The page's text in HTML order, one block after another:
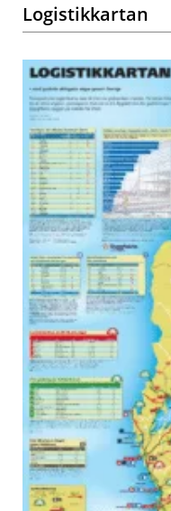
Logistikkartan